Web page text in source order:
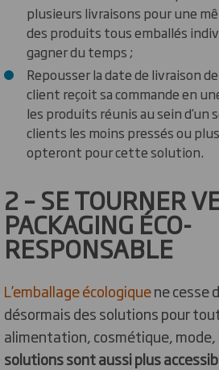
plusieurs livraisons pour une
des produits tous emballés
gagner du temps ;
Repousser la date de livraison
client reçoit sa commande en
les produits réunis au sein d’un
clients les moins pressés ou
opteront pour cette solution.
2 – SE TOURNER
PACKAGING ÉCO-
RESPONSABLE
L’emballage écologiquene cesse
désormais des solutions pour
alimentation, cosmétique,
solutions sont aussi plus